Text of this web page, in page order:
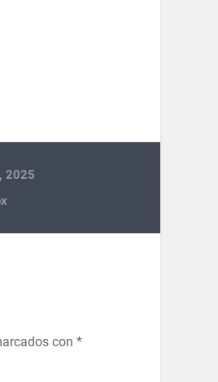
2025
con *